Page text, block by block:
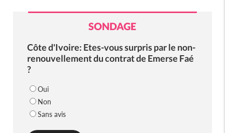
SONDAGE
Côte d'Ivoire: Etes-vous surpris par le non-
renouvellement du contrat de Emerse Faé
?
Oui
Non
Sans avis